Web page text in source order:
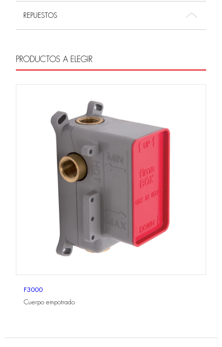
REPUESTOS
PRODUCTOS A ELEGIR
F3000
Cuerpo empotrado